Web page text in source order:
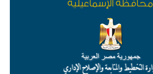
محافظة الإسماعيلية